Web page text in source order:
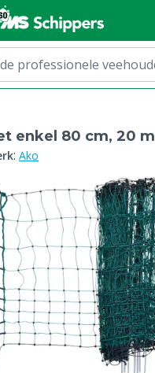
enkel 80 cm, 20 m
: Ako